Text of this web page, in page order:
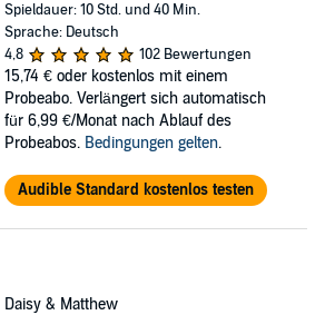
Spieldauer: 10 Std. und 40 Min.
Sprache: Deutsch
4,8
102 Bewertungen
15,74 € oder kostenlos mit einem
Probeabo. Verlängert sich automatisch
für 6,99 €/Monat nach Ablauf des
Probeabos. Bedingungen gelten.
Audible Standard kostenlos testen
Daisy & Matthew